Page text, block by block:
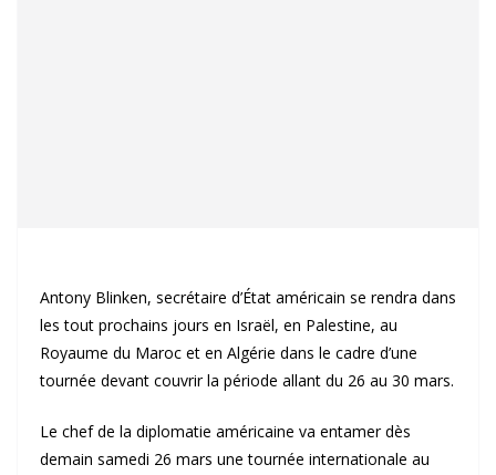
Antony Blinken, secrétaire d’État américain se rendra dans
les tout prochains jours en Israël, en Palestine, au
Royaume du Maroc et en Algérie dans le cadre d’une
tournée devant couvrir la période allant du 26 au 30 mars.
Le chef de la diplomatie américaine va entamer dès
demain samedi 26 mars une tournée internationale au